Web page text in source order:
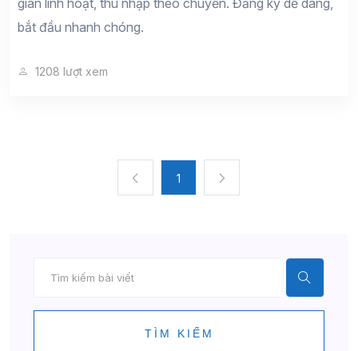
bắt đầu nhanh chóng.
1208 lượt xem
1
TÌM KIẾM